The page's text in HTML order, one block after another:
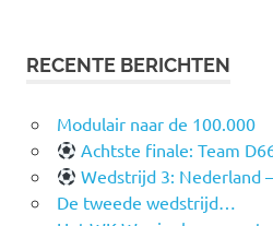
RECENTE BERICHTEN
Modulair naar de 100.000
Achtste finale: Team
Wedstrijd 3: Nederland
De tweede wedstrijd…